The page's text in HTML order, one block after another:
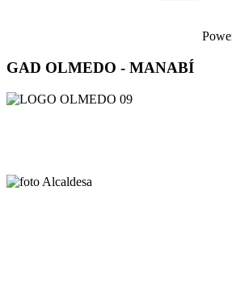
GAD OLMEDO - MANABÍ